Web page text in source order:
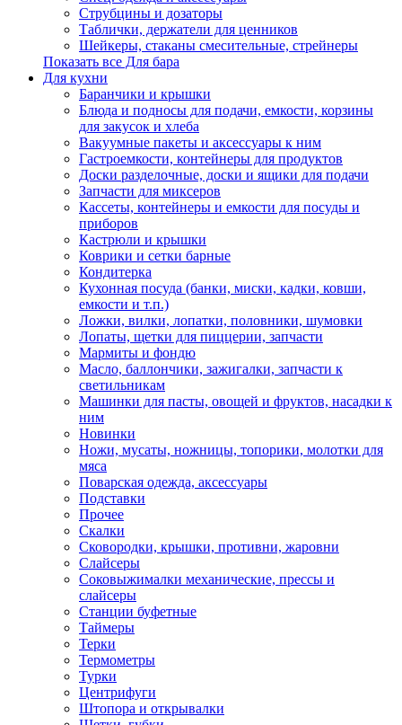
Струбцины и дозаторы
Таблички, держатели для ценников
Шейкеры, стаканы смесительные, стрейнеры
Показать все Для бара
Для кухни
Баранчики и крышки
Блюда и подносы для подачи, емкости, корзины
для закусок и хлеба
Вакуумные пакеты и аксессуары к ним
Гастроемкости, контейнеры для продуктов
Доски разделочные, доски и ящики для подачи
Запчасти для миксеров
Кассеты, контейнеры и емкости для посуды и
приборов
Кастрюли и крышки
Коврики и сетки барные
Кондитерка
Кухонная посуда (банки, миски, кадки, ковши,
емкости и т.п.)
Ложки, вилки, лопатки, половники, шумовки
Лопаты, щетки для пиццерии, запчасти
Мармиты и фондю
Масло, баллончики, зажигалки, запчасти к
светильникам
Машинки для пасты, овощей и фруктов, насадки к
ним
Новинки
Ножи, мусаты, ножницы, топорики, молотки для
мяса
Поварская одежда, аксессуары
Подставки
Прочее
Скалки
Сковородки, крышки, противни, жаровни
Слайсеры
Соковыжималки механические, прессы и
слайсеры
Станции буфетные
Таймеры
Терки
Термометры
Турки
Центрифуги
Штопора и открывалки